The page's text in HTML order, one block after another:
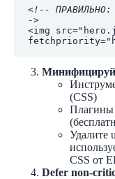
<!--
->
<img
(CSS)
Плагины
Удалите
CSS от
Defer non-